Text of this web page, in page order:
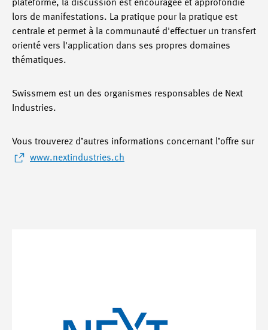
plateforme, la discussion est encouragée et approfondie
lors de manifestations. La pratique pour la pratique est
centrale et permet à la communauté d'effectuer un transfert
orienté vers l'application dans ses propres domaines
thématiques.
Swissmem est un des organismes responsables de Next
Industries.
Vous trouverez d’autres informations concernant l’offre sur
www.nextindustries.ch